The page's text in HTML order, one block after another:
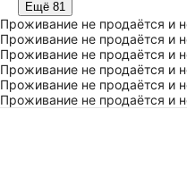
Ещё 81
Проживание не продаётся и
Проживание не продаётся и
Проживание не продаётся и
Проживание не продаётся и
Проживание не продаётся и
Проживание не продаётся и